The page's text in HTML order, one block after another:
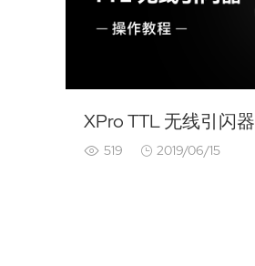
XPro TTL 无线引闪器
519 2019/06/15